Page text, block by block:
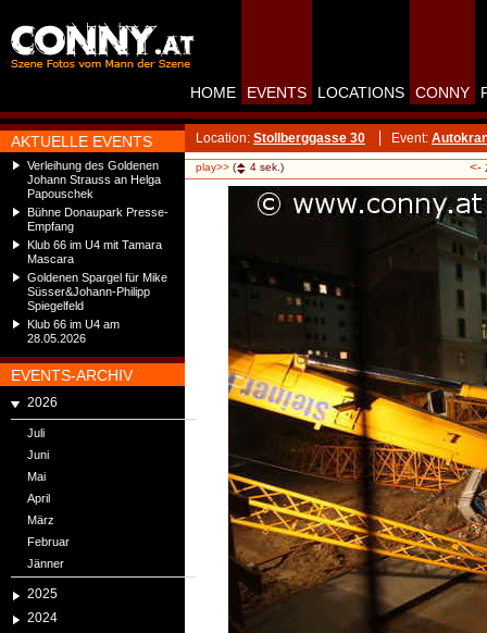
AKTUELLE EVENTS
Verleihung des Goldenen
Johann Strauss an Helga
Papouschek
Bühne Donaupark Presse-
Empfang
Klub 66 im U4 mit Tamara
Mascara
Goldenen Spargel für Mike
Süsser&Johann-Philipp
Spiegelfeld
Klub 66 im U4 am
28.05.2026
EVENTS-ARCHIV
2026
Juli
Juni
Mai
April
März
Februar
Jänner
2025
2024
HOME EVENTS LOCATIONS CONNY
Location: Stollberggasse 30 Event:
play>> ( 4 sek.) <-